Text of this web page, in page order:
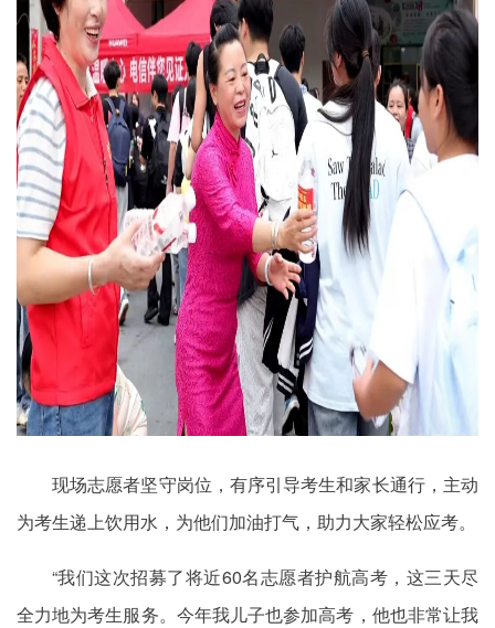
现场志愿者坚守岗位，有序引导考生和家长通行，主动
为考生递上饮用水，为他们加油打气，助力大家轻松应考。
“我们这次招募了将近60名志愿者护航高考，这三天尽
全力地为考生服务。今年我儿子也参加高考，他也非常让我